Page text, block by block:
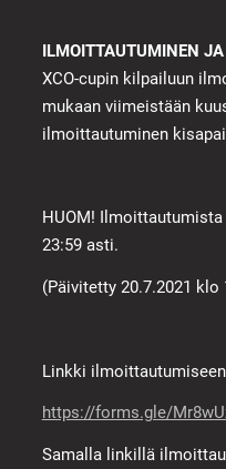
ILMOITTAUTUMINEN
XCO-cupin kilpailuun
mukaan viimeistään
ilmoittautuminen
HUOM!
23:59 asti.
(Päivitetty 20.7.2021 klo
Linkki
https://forms.gle/
Samalla linkillä